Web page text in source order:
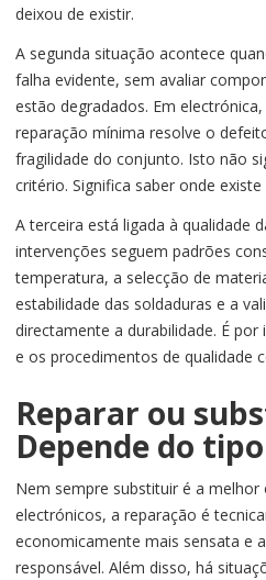
deixou de existir.
A segunda situação acontece
falha evidente, sem avaliar
estão degradados. Em
reparação mínima resolve o
fragilidade do conjunto. Isto não
critério. Significa saber onde
A terceira está ligada à qualidade
intervenções seguem padrões
temperatura, a selecção de
estabilidade das soldaduras e a
directamente a durabilidade. É por
e os procedimentos de qualidade
Reparar ou
Depende do
Nem sempre substituir é a
electrónicos, a reparação é
economicamente mais sensata e
responsável. Além disso, há